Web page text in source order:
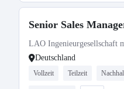
Senior Sales
LAO Ingenieurgesellschaft
Deutschland
Vollzeit Teilzeit